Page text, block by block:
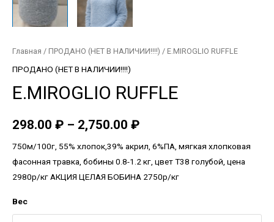
Главная / ПРОДАНО (НЕТ В НАЛИЧИИ!!!!) / E.MIROGLIO RUFFLE
ПРОДАНО (НЕТ В НАЛИЧИИ!!!!)
E.MIROGLIO RUFFLE
298.00 ₽ – 2,750.00 ₽
750м/100г, 55% хлопок,39% акрил, 6%ПА, мягкая хлопковая
фасонная травка, бобины 0.8-1.2 кг, цвет Т38 голубой, цена
2980р/кг АКЦИЯ ЦЕЛАЯ БОБИНА 2750р/кг
Вес